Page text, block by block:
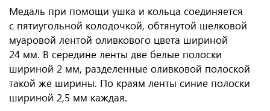
Медаль при помощи ушка и кольца соединяется
с пятиугольной колодочкой, обтянутой шелковой
муаровой лентой оливкового цвета шириной
24 мм. В середине ленты две белые полоски
шириной 2 мм, разделенные оливковой полоской
такой же ширины. По краям ленты синие полоски
шириной 2,5 мм каждая.